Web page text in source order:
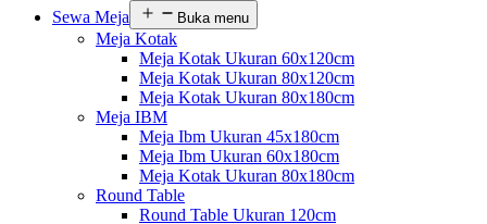
Sewa Meja
Buka menu
Meja Kotak
Meja Kotak Ukuran 60x120cm
Meja Kotak Ukuran 80x120cm
Meja Kotak Ukuran 80x180cm
Meja IBM
Meja Ibm Ukuran 45x180cm
Meja Ibm Ukuran 60x180cm
Meja Kotak Ukuran 80x180cm
Round Table
Round Table Ukuran 120cm